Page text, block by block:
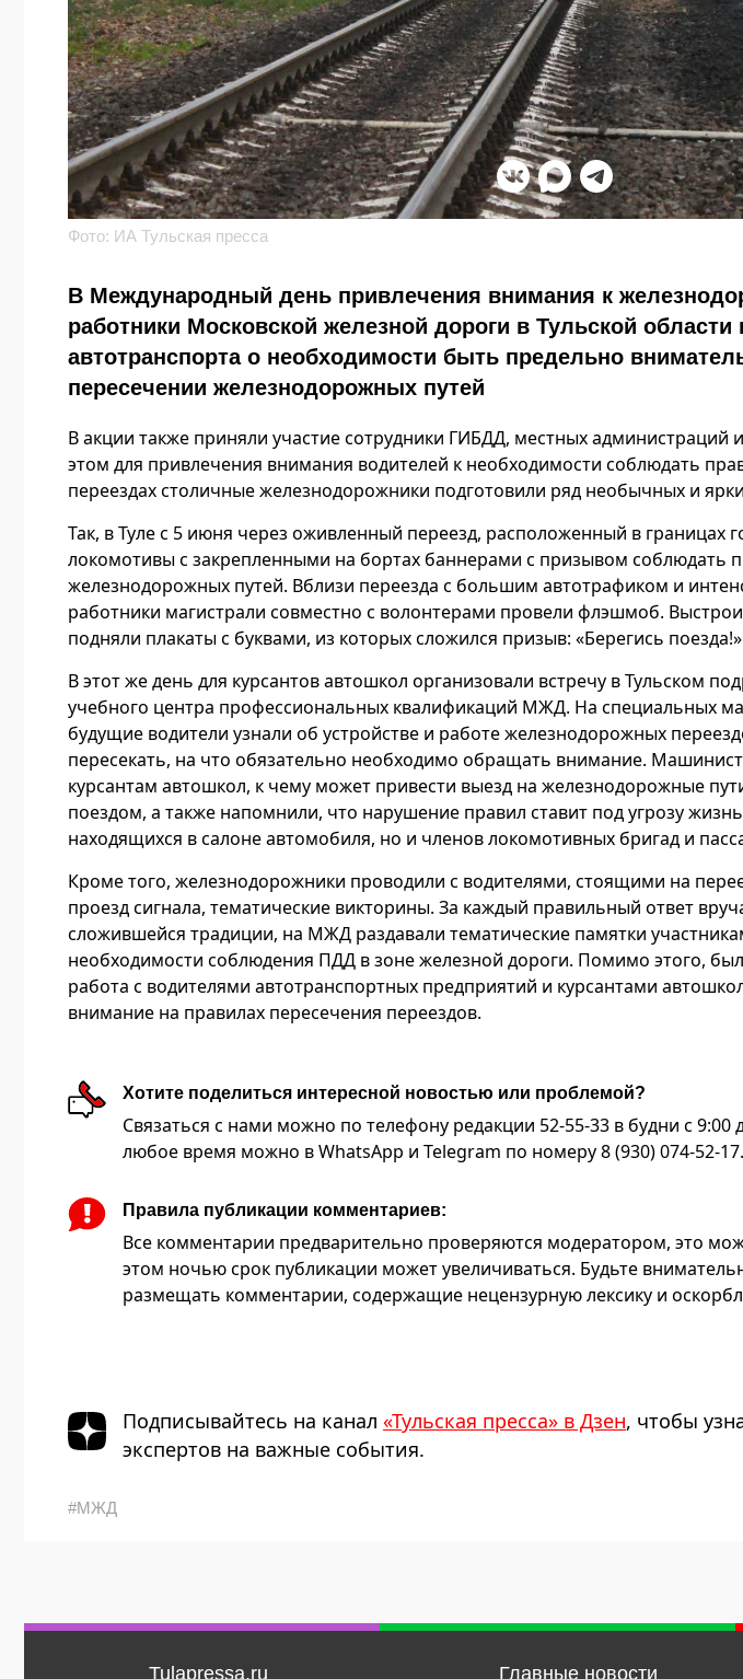
Фото: ИА Тульская пресса
В Международный день привлечения внимания к
работники Московской железной дороги в Тульской
автотранспорта о необходимости быть предельно
пересечении железнодорожных путей
В акции также приняли участие сотрудники ГИБДД, местных администраций
этом для привлечения внимания водителей к необходимости соблюдать
переездах столичные железнодорожники подготовили ряд необычных и
Так, в Туле с 5 июня через оживленный переезд, расположенный в границах
локомотивы с закрепленными на бортах баннерами с призывом соблюдать
железнодорожных путей. Вблизи переезда с большим автотрафиком и
работники магистрали совместно с волонтерами провели флэшмоб.
подняли плакаты с буквами, из которых сложился призыв: «Берегись
В этот же день для курсантов автошкол организовали встречу в Тульском
учебного центра профессиональных квалификаций МЖД. На специальных
будущие водители узнали об устройстве и работе железнодорожных
пересекать, на что обязательно необходимо обращать внимание.
курсантам автошкол, к чему может привести выезд на железнодорожные
поездом, а также напомнили, что нарушение правил ставит под угрозу
находящихся в салоне автомобиля, но и членов локомотивных бригад и
Кроме того, железнодорожники проводили с водителями, стоящими на
проезд сигнала, тематические викторины. За каждый правильный ответ
сложившейся традиции, на МЖД раздавали тематические памятки
необходимости соблюдения ПДД в зоне железной дороги. Помимо этого,
работа с водителями автотранспортных предприятий и курсантами
внимание на правилах пересечения переездов.
Хотите поделиться интересной новостью или проблемой?
Связаться с нами можно по телефону редакции 52-55-33 в будни с 9:00
любое время можно в WhatsApp и Telegram по номеру 8 (930) 074-52-17.
Правила публикации комментариев:
Все комментарии предварительно проверяются модератором, это
этом ночью срок публикации может увеличиваться. Будьте
размещать комментарии, содержащие нецензурную лексику и
Подписывайтесь на канал «Тульская пресса» в Дзен, чтобы
экспертов на важные события.
#МЖД
Tulapressa.ru
Главные новости